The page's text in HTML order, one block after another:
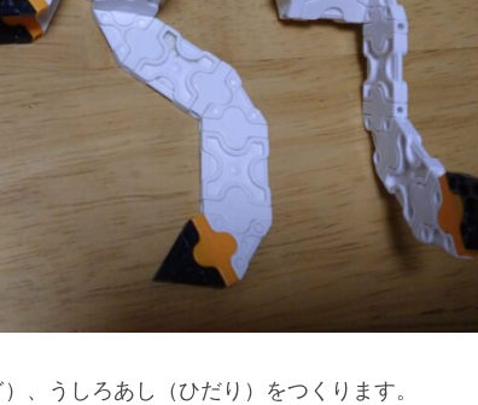
、うしろあし（ひだり）をつくります。